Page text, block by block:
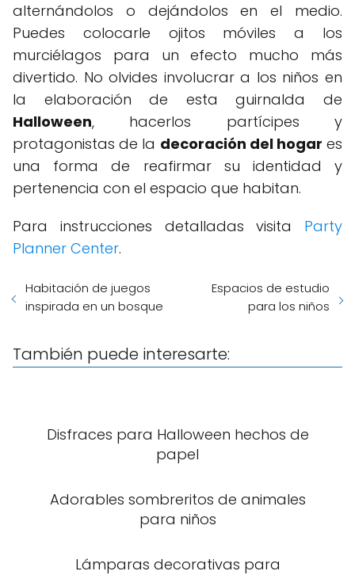
alternándolos o dejándolos en el medio.
Puedes colocarle ojitos móviles a los
murciélagos para un efecto mucho más
divertido. No olvides involucrar a los niños en
la elaboración de esta guirnalda de
Halloween, hacerlos partícipes y
protagonistas de la decoración del hogar es
una forma de reafirmar su identidad y
pertenencia con el espacio que habitan.
Para instrucciones detalladas visita Party
Planner Center.
Habitación de juegos
inspirada en un bosque
Espacios de estudio
para los niños
También puede interesarte:
Disfraces para Halloween hechos de
papel
Adorables sombreritos de animales
para niños
Lámparas decorativas para